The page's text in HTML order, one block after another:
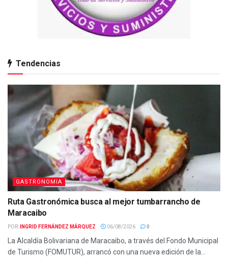
Tendencias
GASTRONOMIA
Ruta Gastronómica busca al mejor tumbarrancho de
Maracaibo
POR: INGRID FERNÁNDEZ MÁRQUEZ 06/08/2026 0
La Alcaldía Bolivariana de Maracaibo, a través del Fondo Municipal
de Turismo (FOMUTUR), arrancó con una nueva edición de la...